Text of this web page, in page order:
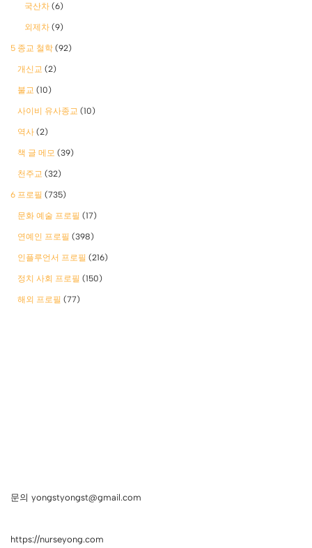
국산차 (6)
외제차 (9)
5 종교 철학 (92)
개신교 (2)
불교 (10)
사이비 유사종교 (10)
역사 (2)
책 글 메모 (39)
천주교 (32)
6 프로필 (735)
문화 예술 프로필 (17)
연예인 프로필 (398)
인플루언서 프로필 (216)
정치 사회 프로필 (150)
해외 프로필 (77)
문의 yongstyongst@gmail.com
https://nurseyong.com